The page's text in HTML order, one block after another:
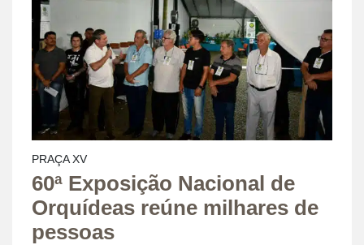
PRAÇA XV
60ª Exposição Nacional de
Orquídeas reúne milhares de
pessoas